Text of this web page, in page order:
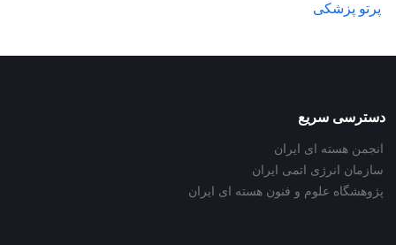
پرتو پزشکی
دسترسی سریع
انجمن هسته ای ایران
سازمان انرژی اتمی ایران
پژوهشگاه علوم و فنون هسته ای ایران